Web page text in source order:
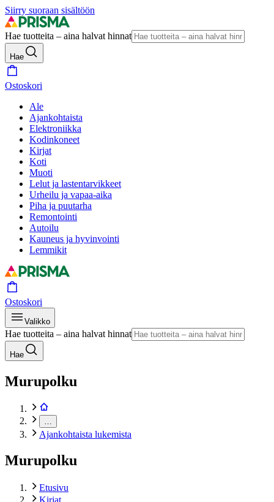
Siirry suoraan sisältöön
Hae tuotteita – aina halvat hinnat
Hae
Ostoskori
Ale
Ajankohtaista
Elektroniikka
Kodinkoneet
Kirjat
Koti
Muoti
Lelut ja lastentarvikkeet
Urheilu ja vapaa-aika
Piha ja puutarha
Remontointi
Autoilu
Kauneus ja hyvinvointi
Lemmikit
Ostoskori
Valikko
Hae tuotteita – aina halvat hinnat
Hae
Murupolku
Ajankohtaista lukemista
Murupolku
Etusivu
Kirjat